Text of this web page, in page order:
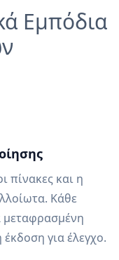
Εμπόδια
πίνακες και η
Κάθε
μεταφρασμένη
για έλεγχο.